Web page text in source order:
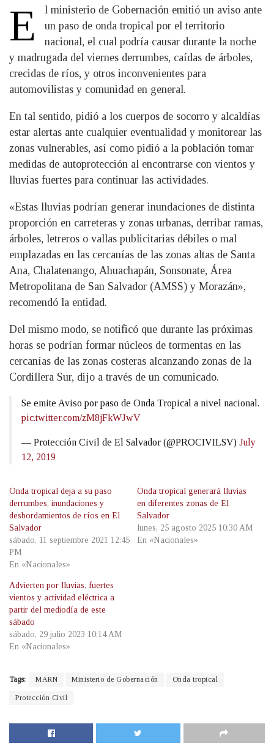
E
l ministerio de Gobernación emitió un aviso ante
un paso de onda tropical por el territorio
nacional, el cual podría causar durante la noche
y madrugada del viernes derrumbes, caídas de árboles,
crecidas de ríos, y otros inconvenientes para
automovilistas y comunidad en general.
En tal sentido, pidió a los cuerpos de socorro y alcaldías
estar alertas ante cualquier eventualidad y monitorear las
zonas vulnerables, así como pidió a la población tomar
medidas de autoprotección al encontrarse con vientos y
lluvias fuertes para continuar las actividades.
«Estas lluvias podrían generar inundaciones de distinta
proporción en carreteras y zonas urbanas, derribar ramas,
árboles, letreros o vallas publicitarias débiles o mal
emplazadas en las cercanías de las zonas altas de Santa
Ana, Chalatenango, Ahuachapán, Sonsonate, Área
Metropolitana de San Salvador (AMSS) y Morazán»,
recomendó la entidad.
Del mismo modo, se notificó que durante las próximas
horas se podrían formar núcleos de tormentas en las
cercanías de las zonas costeras alcanzando zonas de la
Cordillera Sur, dijo a través de un comunicado.
Se emite Aviso por paso de Onda Tropical a nivel nacional.
pic.twitter.com/zM8jFkWJwV
— Protección Civil de El Salvador (@PROCIVILSV) July
12, 2019
Onda tropical deja a su paso
derrumbes, inundaciones y
desbordamientos de ríos en El
Salvador
sábado, 11 septiembre 2021 12:45
PM
En «Nacionales»
Onda tropical generará lluvias
en diferentes zonas de El
Salvador
lunes, 25 agosto 2025 10:30 AM
En «Nacionales»
Advierten por lluvias, fuertes
vientos y actividad eléctrica a
partir del mediodía de este
sábado
sábado, 29 julio 2023 10:14 AM
En «Nacionales»
Tags: MARN Ministerio de Gobernación Onda tropical
Protección Civil